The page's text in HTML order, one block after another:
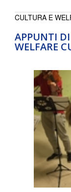
APPUNTI
WELFARE
CULTURA E